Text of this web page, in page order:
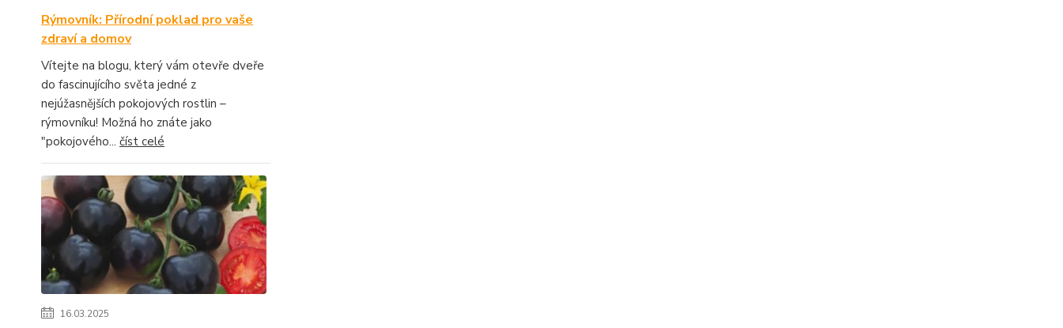
Rýmovník: Přírodní poklad pro vaše
zdraví a domov
Vítejte na blogu, který vám otevře dveře
do fascinujícího světa jedné z
nejúžasnějších pokojových rostlin –
rýmovníku! Možná ho znáte jako
"pokojového... číst celé
16.03.2025